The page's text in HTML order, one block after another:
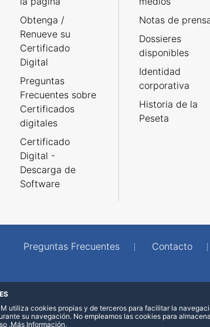
Obtenga /
Renueve su
Certificado
Digital
Preguntas
Frecuentes sobre
Certificados
digitales
Certificado
Digital -
Descarga de
Software
Notas de
Dossieres
disponibles
Identidad
corporativa
Historia de la
Peseta
Preguntas Frecuentes Contacto
utiliza cookies propias y de terceros para facilitar la
su navegación. No empleamos las cookies para
.Más Información.